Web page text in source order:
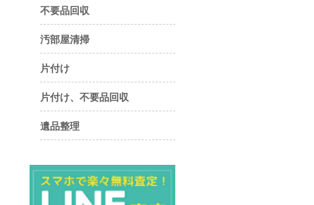
不要品回収
汚部屋清掃
片付け
片付け、不要品回収
遺品整理